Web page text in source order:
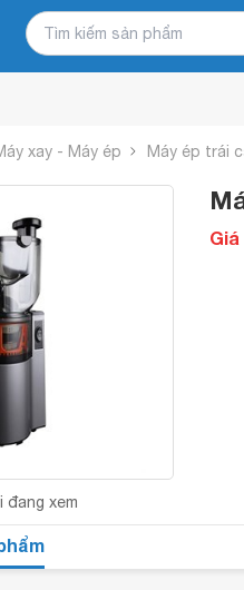
xay - Máy ép Máy ép trái
đang xem
Giá